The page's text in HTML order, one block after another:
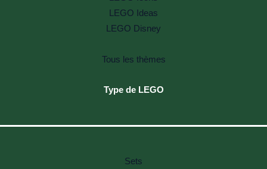
LEGO Ideas
LEGO Disney
Tous les thèmes
Type de LEGO
Sets